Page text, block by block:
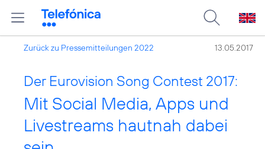
Zurück zu Pressemitteilungen 2022 13.05.2017
Der Eurovision Song Contest 2017:
Mit Social Media, Apps und
Livestreams hautnah dabei